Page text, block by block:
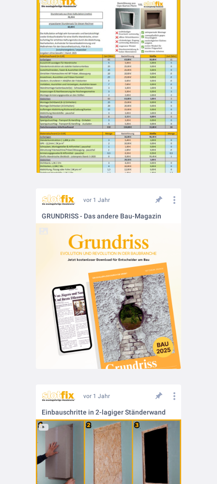
vor 1 Jahr
GRUNDRISS - Das andere Bau-Magazin
vor 1 Jahr
Einbauschritte in 2-lagiger Ständerwand